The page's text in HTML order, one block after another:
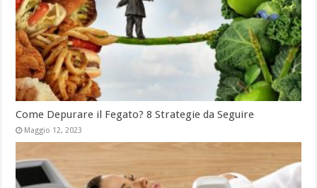
Come Depurare il Fegato? 8 Strategie da Seguire
Maggio 12, 2023